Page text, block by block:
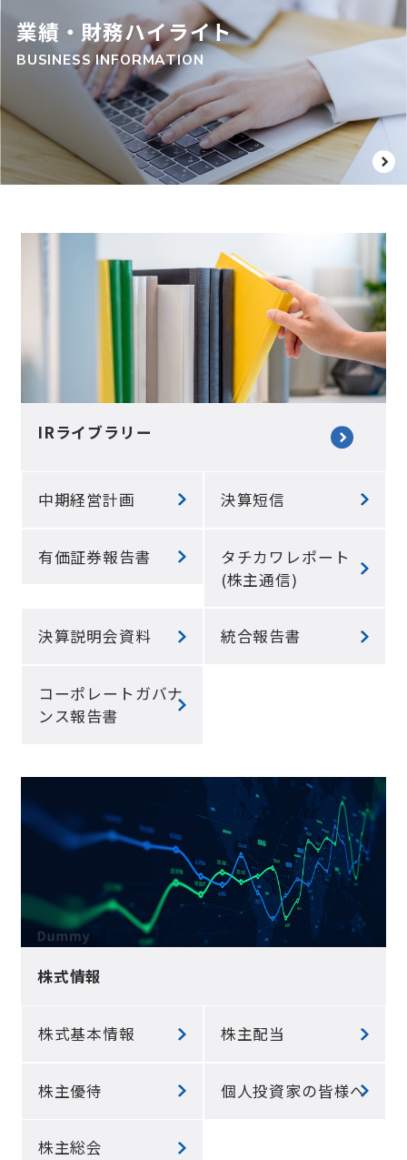
業績・財務ハイライト
BUSINESS INFORMATION
IRライブラリー
中期経営計画 決算短信
有価証券報告書
タチカワレポート
(株主通信)
決算説明会資料 統合報告書
コーポレートガバナ
ンス報告書
株式情報
株式基本情報 株主配当
株主優待 個人投資家の皆様へ
株主総会